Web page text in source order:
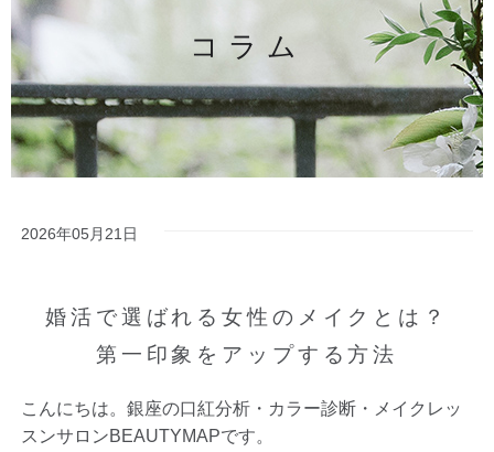
コラム
2026年05月21日
婚活で選ばれる女性のメイクとは？
第一印象をアップする方法
こんにちは。銀座の口紅分析・カラー診断・メイクレッ
スンサロンBEAUTYMAPです。